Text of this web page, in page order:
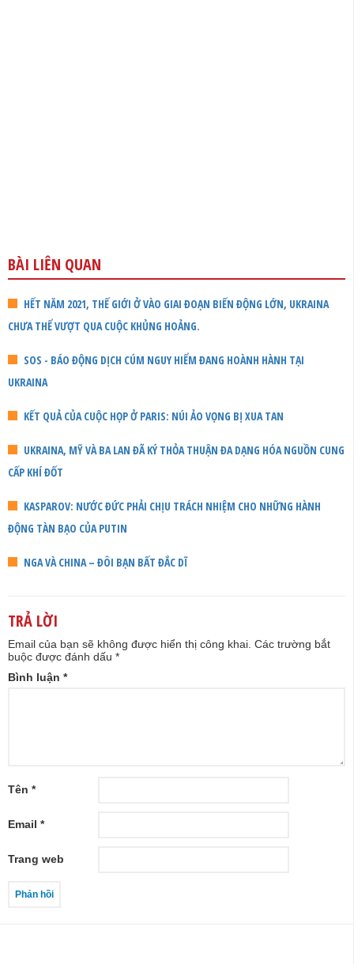
BÀI LIÊN QUAN
HẾT NĂM 2021, THẾ GIỚI Ở VÀO GIAI ĐOẠN BIẾN ĐỘNG LỚN, UKRAINA
CHƯA THỂ VƯỢT QUA CUỘC KHỦNG HOẢNG.
SOS - BÁO ĐỘNG DỊCH CÚM NGUY HIỂM ĐANG HOÀNH HÀNH TẠI
UKRAINA
KẾT QUẢ CỦA CUỘC HỌP Ở PARIS: NÚI ẢO VỌNG BỊ XUA TAN
UKRAINA, MỸ VÀ BA LAN ĐÃ KÝ THỎA THUẬN ĐA DẠNG HÓA NGUỒN CUNG
CẤP KHÍ ĐỐT
KASPAROV: NƯỚC ĐỨC PHẢI CHỊU TRÁCH NHIỆM CHO NHỮNG HÀNH
ĐỘNG TÀN BẠO CỦA PUTIN
NGA VÀ CHINA – ĐÔI BẠN BẤT ĐẮC DĨ
TRẢ LỜI
Email của bạn sẽ không được hiển thị công khai. Các trường bắt
buộc được đánh dấu *
Bình luận *
Tên *
Email *
Trang web